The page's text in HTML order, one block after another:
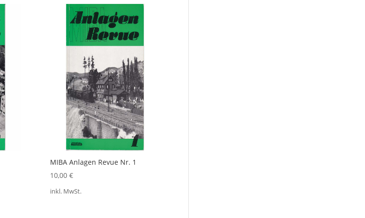
MIBA Anlagen Revue Nr. 1
10,00 €
inkl. MwSt.